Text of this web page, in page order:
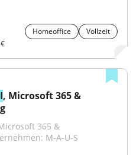
Homeoffice
Vollzeit
, Microsoft 365 &
365 &
M-A-U-S